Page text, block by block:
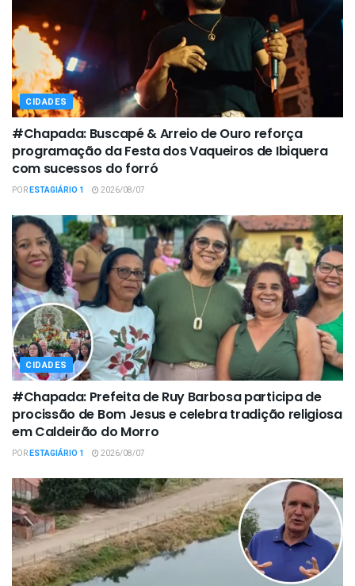
CIDADES
#Chapada: Buscapé & Arreio de Ouro reforça
programação da Festa dos Vaqueiros de Ibiquera
com sucessos do forró
PORESTAGIÁRIO 1 2026/08/07
CIDADES
#Chapada: Prefeita de Ruy Barbosa participa de
procissão de Bom Jesus e celebra tradição religiosa
em Caldeirão do Morro
PORESTAGIÁRIO 1 2026/08/07